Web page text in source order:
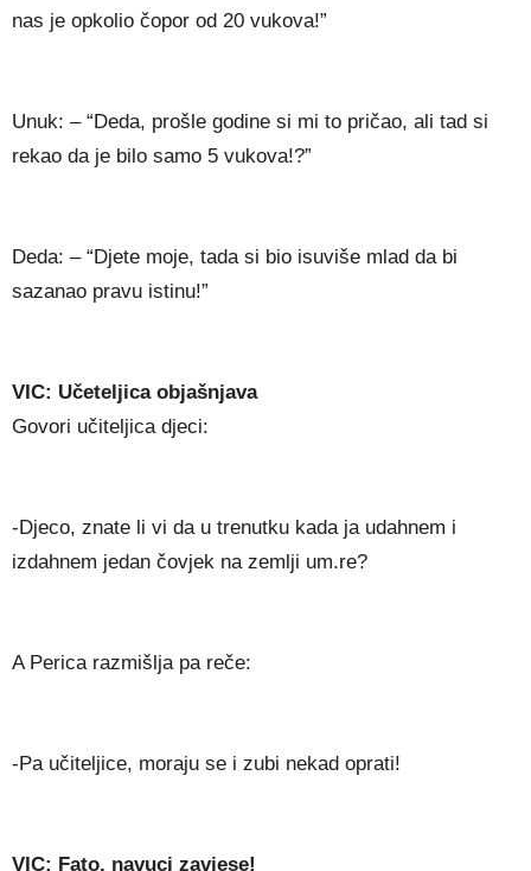
nas je opkolio čopor od 20 vukova!”
Unuk: – “Deda, prošle godine si mi to pričao, ali tad si
rekao da je bilo samo 5 vukova!?”
Deda: – “Djete moje, tada si bio isuviše mlad da bi
sazanao pravu istinu!”
VIC: Učeteljica objašnjava
Govori učiteljica djeci:
-Djeco, znate li vi da u trenutku kada ja udahnem i
izdahnem jedan čovjek na zemlji um.re?
A Perica razmišlja pa reče:
-Pa učiteljice, moraju se i zubi nekad oprati!
VIC: Fato, navuci zavjese!